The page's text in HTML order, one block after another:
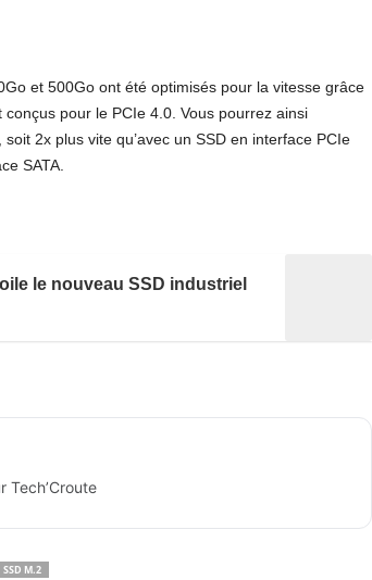
et 500Go ont été optimisés pour la vitesse grâce
pour le PCIe 4.0. Vous pourrez ainsi
2x plus vite qu’avec un SSD en interface PCIe
SATA.
le nouveau SSD industriel
Tech’Croute
SSD M.2